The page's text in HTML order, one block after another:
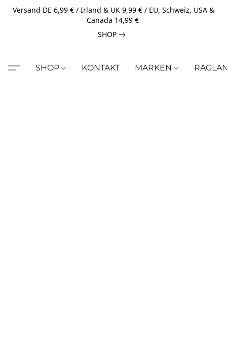
Versand DE 6,99 € / Irland & UK 9,99 € / EU, Schweiz, USA &
Canada 14,99 €
SHOP
SHOP KONTAKT MARKEN